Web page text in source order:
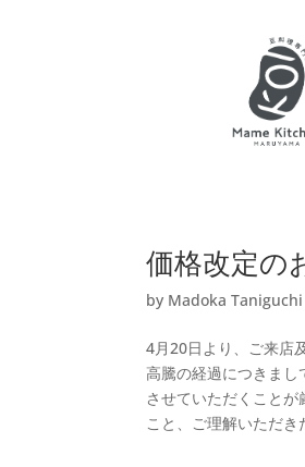
価格改定の
by Madoka Taniguchi
4月20日より、ご来店
高騰の経過につきま
させていただくこと
こと、ご理解いただ